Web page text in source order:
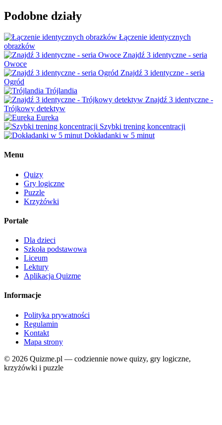
Podobne działy
Łączenie identycznych
obrazków
Znajdź 3 identyczne - seria
Owoce
Znajdź 3 identyczne - seria
Ogród
Trójlandia
Znajdź 3 identyczne -
Trójkowy detektyw
Eureka
Szybki trening koncentracji
Dokładanki w 5 minut
Menu
Quizy
Gry logiczne
Puzzle
Krzyżówki
Portale
Dla dzieci
Szkoła podstawowa
Liceum
Lektury
Aplikacja Quizme
Informacje
Polityka prywatności
Regulamin
Kontakt
Mapa strony
© 2026 Quizme.pl — codziennie nowe quizy, gry logiczne,
krzyżówki i puzzle